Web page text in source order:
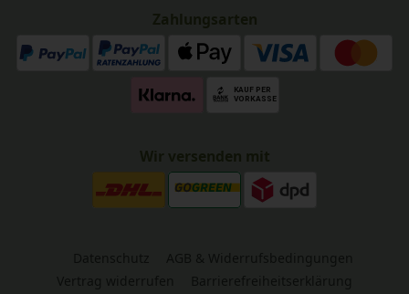
Zahlungsarten
Wir versenden mit